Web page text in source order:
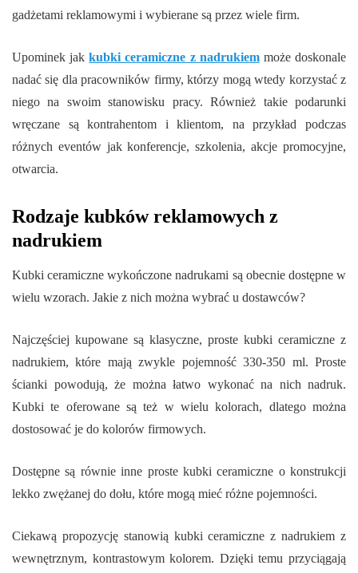
gadżetami reklamowymi i wybierane są przez wiele firm.
Upominek jakkubki ceramiczne z nadrukiemmoże doskonale
nadać się dla pracowników firmy, którzy mogą wtedy korzystać z
niego na swoim stanowisku pracy. Również takie podarunki
wręczane są kontrahentom i klientom, na przykład podczas
różnych eventów jak konferencje, szkolenia, akcje promocyjne,
otwarcia.
Rodzaje kubków reklamowych z
nadrukiem
Kubki ceramiczne wykończone nadrukami są obecnie dostępne w
wielu wzorach. Jakie z nich można wybrać u dostawców?
Najczęściej kupowane są klasyczne, proste kubki ceramiczne z
nadrukiem, które mają zwykle pojemność 330-350 ml. Proste
ścianki powodują, że można łatwo wykonać na nich nadruk.
Kubki te oferowane są też w wielu kolorach, dlatego można
dostosować je do kolorów firmowych.
Dostępne są równie inne proste kubki ceramiczne o konstrukcji
lekko zwężanej do dołu, które mogą mieć różne pojemności.
Ciekawą propozycję stanowią kubki ceramiczne z nadrukiem z
wewnętrznym, kontrastowym kolorem. Dzięki temu przyciągają